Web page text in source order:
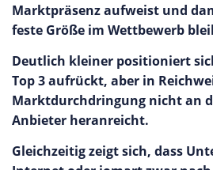
Marktpräsenz aufweist und
feste Größe im Wettbewerb
Deutlich kleiner positioniert
Top 3 aufrückt, aber in
Marktdurchdringung nicht an
Anbieter heranreicht.
Gleichzeitig zeigt sich, dass